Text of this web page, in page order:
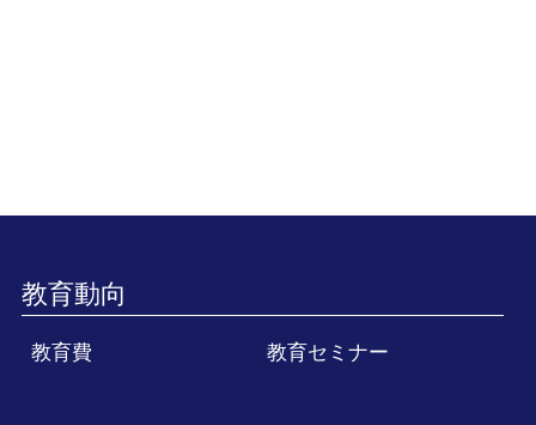
教育動向
教育費 教育セミナー